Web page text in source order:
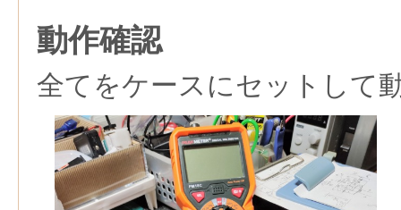
動作確認
全てをケースにセットして